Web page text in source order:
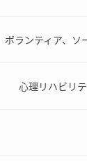
ボランティア、ソ
心理リハビリ